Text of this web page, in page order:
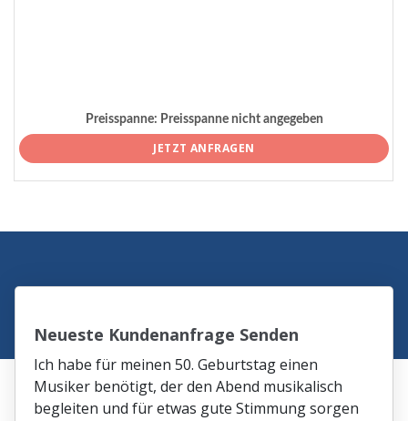
Preisspanne: Preisspanne nicht angegeben
JETZT ANFRAGEN
Neueste Kundenanfrage Senden
Ich habe für meinen 50. Geburtstag einen
Musiker benötigt, der den Abend musikalisch
begleiten und für etwas gute Stimmung sorgen